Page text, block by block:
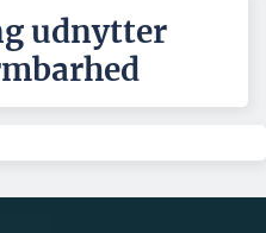
udnytter